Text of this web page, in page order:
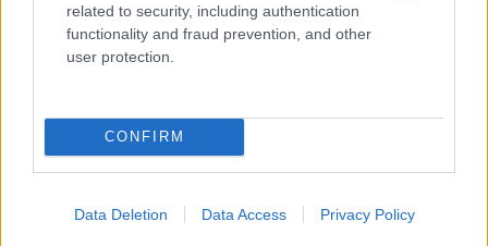
related to security, including authentication
functionality and fraud prevention, and other
user protection.
CONFIRM
Data Deletion Data Access Privacy Policy